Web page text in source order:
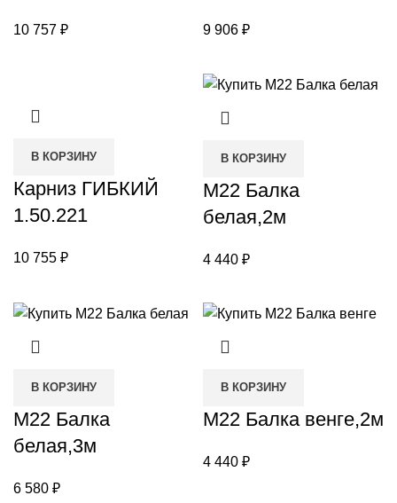
10 757 ₽ 9 906 ₽
В КОРЗИНУ
Карниз ГИБКИЙ
1.50.221
10 755 ₽
В КОРЗИНУ
М22 Балка
белая,2м
4 440 ₽
В КОРЗИНУ
М22 Балка
белая,3м
6 580 ₽
В КОРЗИНУ
М22 Балка венге,2м
4 440 ₽